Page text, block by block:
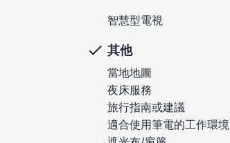
智慧型電視
其他
當地地圖
夜床服務
旅行指南或建議
適合使用筆電的工作環境